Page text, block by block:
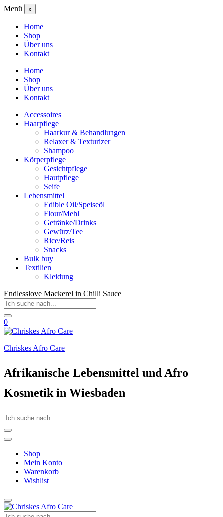
Menü x
Home
Shop
Über uns
Kontakt
Home
Shop
Über uns
Kontakt
Accessoires
Haarpflege
Haarkur & Behandlungen
Relaxer & Texturizer
Shampoo
Körperpflege
Gesichtpflege
Hautpflege
Seife
Lebensmittel
Edible Oil/Speiseöl
Flour/Mehl
Getränke/Drinks
Gewürz/Tee
Rice/Reis
Snacks
Bulk buy
Textilien
Kleidung
Endlesslove Mackerel in Chilli Sauce
0
Chriskes Afro Care
Afrikanische Lebensmittel und Afro
Kosmetik in Wiesbaden
Shop
Mein Konto
Warenkorb
Wishlist